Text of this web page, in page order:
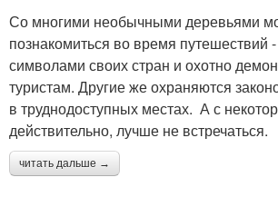
Со многими необычными деревьями
познакомиться во время путешествий
символами своих стран и охотно
туристам. Другие же охраняются
в труднодоступных местах. А с
действительно, лучше не встречаться.
читать дальше →